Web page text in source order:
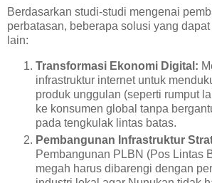
Berdasarkan studi-studi mengenai
perbatasan, beberapa solusi yang
lain:
Transformasi Ekonomi Digital:
infrastruktur internet untuk
produk unggulan (seperti rumput
ke konsumen global tanpa
pada tengkulak lintas batas.
Pembangunan Infrastruktur
Pembangunan PLBN (Pos Lintas
megah harus dibarengi dengan